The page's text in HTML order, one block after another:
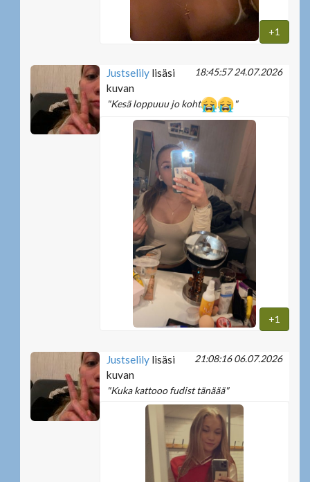
+1
18:45:57 24.07.2026
Justselily lisäsi
kuvan
"Kesä loppuuu jo koht "
+1
21:08:16 06.07.2026
Justselily lisäsi
kuvan
"Kuka kattooo fudist tänäää"